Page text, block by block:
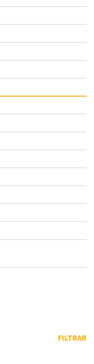
FILTRAR